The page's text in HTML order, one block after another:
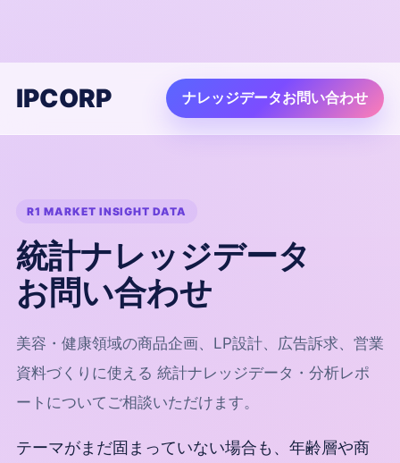
IPCORP ナレッジデータお問い合わせ
R1 MARKET INSIGHT DATA
統計ナレッジデータ
お問い合わせ
美容・健康領域の商品企画、LP設計、広告訴求、営業
資料づくりに使える 統計ナレッジデータ・分析レポ
ートについてご相談いただけます。
テーマがまだ固まっていない場合も、年齢層や商